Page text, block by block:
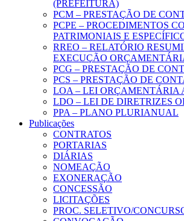
(PREFEITURA)
PCM – PRESTAÇÃO DE
PCPE – PROCEDIMENTOS
PATRIMONIAIS E
RREO – RELATÓRIO
EXECUÇÃO
PCG – PRESTAÇÃO DE
PCS – PRESTAÇÃO DE
LOA – LEI ORÇAMENTÁRIA
LDO – LEI DE DIRETRIZES
PPA – PLANO PLURIANUAL
Publicações
CONTRATOS
PORTARIAS
DIÁRIAS
NOMEAÇÃO
EXONERAÇÃO
CONCESSÃO
LICITAÇÕES
PROC. SELETIVO/